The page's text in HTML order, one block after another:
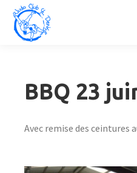
BBQ 23
Avec remise des ceintures